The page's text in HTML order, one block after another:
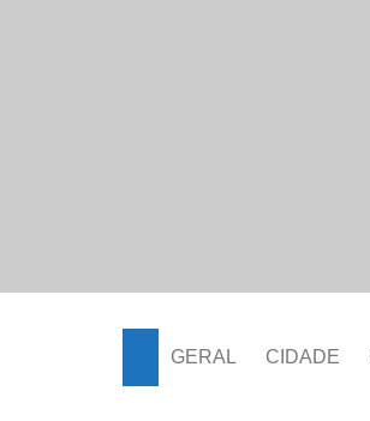
GERAL CIDADE